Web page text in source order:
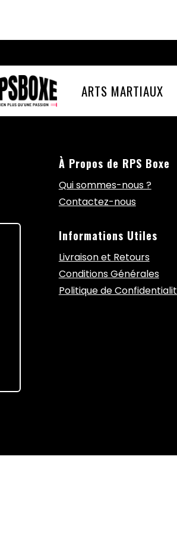
ARTS MARTIAUX
À Propos de RPS Boxe
Qui sommes-nous ?
Contactez-nous
Informations Utiles
Livraison et Retours
Conditions Générales
Politique de